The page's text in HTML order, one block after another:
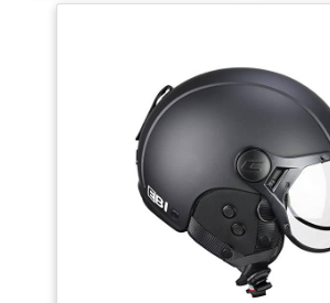
fabriqué à l'aide d'un procédé
spécial de fabrication In Mould
- le résultat est une structure de
casque très fiable, résistante
aux chocs et très légère. SÛR
ET FIABLE - Chaque casque de
ski et de snowboard est
conforme à la norme
européenne CE : EN 1077 :
2007_2016/425 - Tout pour votre
sécurité. BLACK CREVICE - En
du
en place
de
Un
casque